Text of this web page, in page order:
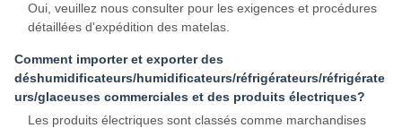
Oui, veuillez nous consulter pour les exigences et procédures
détaillées d'expédition des matelas.
Comment importer et exporter des
déshumidificateurs/humidificateurs/réfrigérateurs/réfrigérate
urs/glaceuses commerciales et des produits électriques?
Les produits électriques sont classés comme marchandises